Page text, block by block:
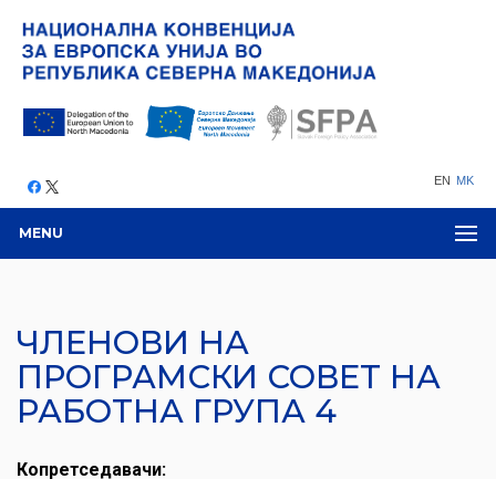
EN MK
MENU
ЧЛЕНОВИ НА
ПРОГРАМСКИ СОВЕТ НА
РАБОТНА ГРУПА 4
Копретседавачи: